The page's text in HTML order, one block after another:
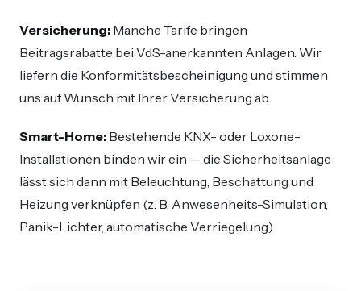
Versicherung: Manche Tarife bringen
Beitragsrabatte bei VdS-anerkannten Anlagen. Wir
liefern die Konformitätsbescheinigung und stimmen
uns auf Wunsch mit Ihrer Versicherung ab.
Smart-Home: Bestehende KNX- oder Loxone-
Installationen binden wir ein — die Sicherheitsanlage
lässt sich dann mit Beleuchtung, Beschattung und
Heizung verknüpfen (z. B. Anwesenheits-Simulation,
Panik-Lichter, automatische Verriegelung).